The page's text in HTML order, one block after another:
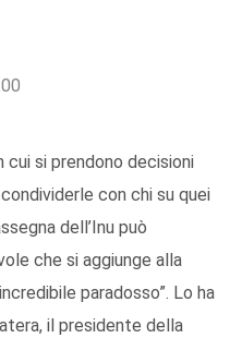
si prendono decisioni
con chi su quei
dell’Inu può
che si aggiunge alla
paradosso”. Lo ha
il presidente della